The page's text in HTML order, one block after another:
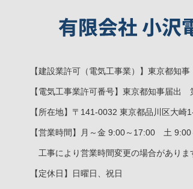
【建設業許可（電気工事業）】東京都知
【電気工事業許可番号】東京都知事届出
【所在地】〒141-0032 東京都品川区大崎
【営業時間】月～金 9:00～17:00 土
工事により営業時間変更の場合がありま
【定休日】日曜日、祝日